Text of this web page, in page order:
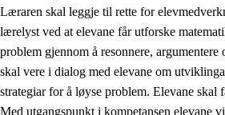
Læraren skal leggje til rette for
lærelyst ved at elevane får utforske
problem gjennom å resonnere,
skal vere i dialog med elevane om
strategiar for å løyse problem. Elevane skal
Med utgangspunkt i kompetansen elevane